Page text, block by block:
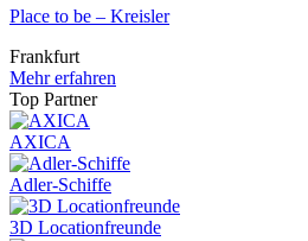
Place to be – Kreisler
Frankfurt
Mehr erfahren
Top Partner
AXICA
Adler-Schiffe
3D Locationfreunde